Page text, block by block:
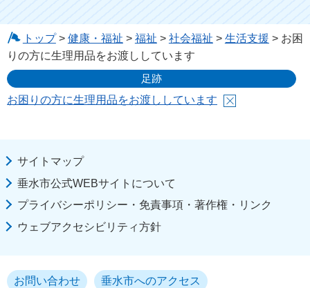
トップ> 健康・福祉 > 福祉 > 社会福祉 > 生活支援 > お困
りの方に生理用品をお渡ししています
足跡
お困りの方に生理用品をお渡ししています
サイトマップ
垂水市公式WEBサイトについて
プライバシーポリシー・免責事項・著作権・リンク
ウェブアクセシビリティ方針
お問い合わせ 垂水市へのアクセス